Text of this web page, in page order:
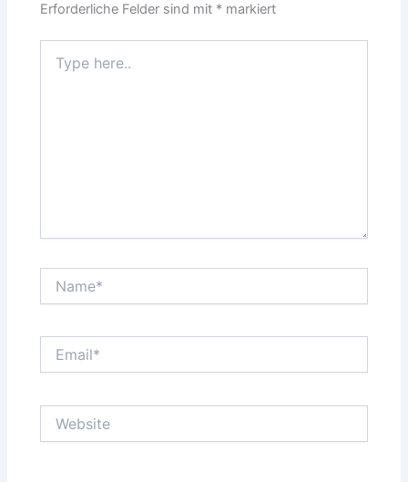
Erforderliche Felder sind mit * markiert
here..